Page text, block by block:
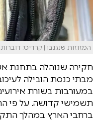
המזוזות שנגנבו | קרדיט:
חקירה שנוהלה בתחנת
מבתי כנסת הובילה
במעורבות בשורת
תשמישי קדושה. על פי
ברחבי הארץ במהלך